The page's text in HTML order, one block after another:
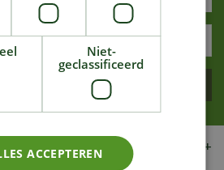
Niet-
geclassificeerd
ACCEPTEREN